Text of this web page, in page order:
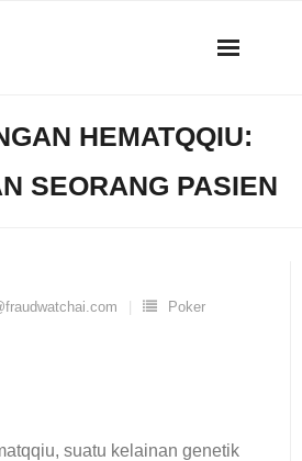
HEMATQQIU:
SEORANG PASIEN
Poker
suatu kelainan genetik